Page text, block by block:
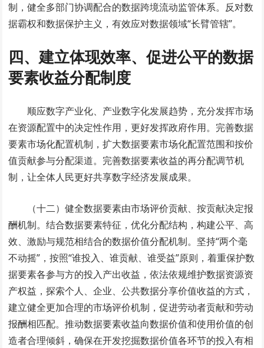
制，健全多部门协调配合的数据跨境流动监管体系。反对数
据霸权和数据保护主义，有效应对数据领域“长臂管辖”。
四、建立体现效率、促进公平的数据
要素收益分配制度
顺应数字产业化、产业数字化发展趋势，充分发挥市场
在资源配置中的决定性作用，更好发挥政府作用。完善数据
要素市场化配置机制，扩大数据要素市场化配置范围和按价
值贡献参与分配渠道。完善数据要素收益的再分配调节机
制，让全体人民更好共享数字经济发展成果。
（十二）健全数据要素由市场评价贡献、按贡献决定报
酬机制。结合数据要素特征，优化分配结构，构建公平、高
效、激励与规范相结合的数据价值分配机制。坚持“两个毫
不动摇”，按照“谁投入、谁贡献、谁受益”原则，着重保护数
据要素各参与方的投入产出收益，依法依规维护数据资源资
产权益，探索个人、企业、公共数据分享价值收益的方式，
建立健全更加合理的市场评价机制，促进劳动者贡献和劳动
报酬相匹配。推动数据要素收益向数据价值和使用价值的创
造者合理倾斜，确保在开发挖掘数据价值各环节的投入有相